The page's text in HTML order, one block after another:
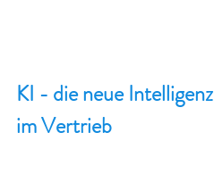
KI - die neue Intelligenz
im Vertrieb